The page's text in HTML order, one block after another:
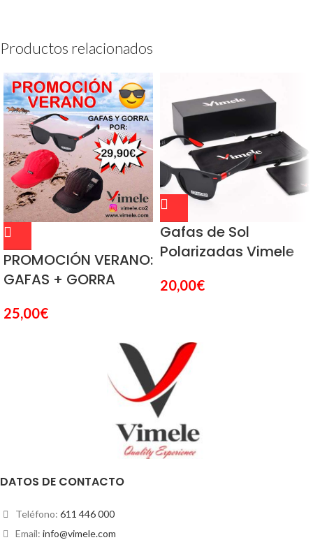
Productos relacionados
PROMOCIÓN VERANO:
GAFAS + GORRA
25,00€
Gafas de Sol
Polarizadas Vimele
20,00€
DATOS DE CONTACTO
Teléfono: 611 446 000
Email: info@vimele.com